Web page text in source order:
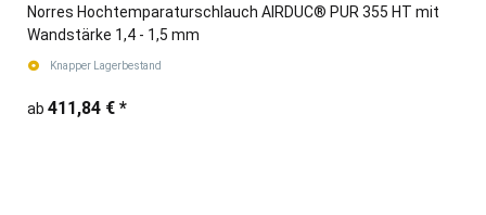
Norres Hochtemparaturschlauch AIRDUC® PUR 355 HT mit
Wandstärke 1,4 - 1,5 mm
Knapper Lagerbestand
ab 411,84 € *